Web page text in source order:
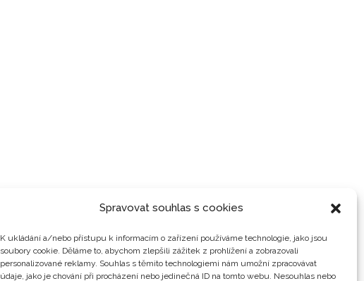
Spravovat souhlas s cookies
K ukládání a/nebo přístupu k informacím o zařízení používáme technologie, jako jsou
soubory cookie. Děláme to, abychom zlepšili zážitek z prohlížení a zobrazovali
personalizované reklamy. Souhlas s těmito technologiemi nám umožní zpracovávat
údaje, jako je chování při procházení nebo jedinečná ID na tomto webu. Nesouhlas nebo